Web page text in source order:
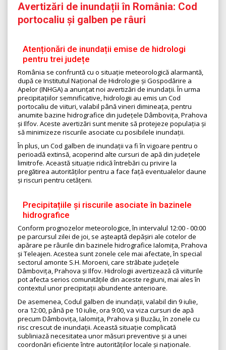
Avertizări de inundații în România: Cod
portocaliu și galben pe râuri
Atenționări de inundații emise de hidrologi
pentru trei județe
România se confruntă cu o situație meteorologică alarmantă,
după ce Institutul Național de Hidrologie și Gospodărire a
Apelor (INHGA) a anunțat noi avertizări de inundații. În urma
precipitațiilor semnificative, hidrologii au emis un Cod
portocaliu de viituri, valabil până vineri dimineața, pentru
anumite bazine hidrografice din județele Dâmbovița, Prahova
și Ilfov. Aceste avertizări sunt menite să protejeze populația și
să minimizeze riscurile asociate cu posibilele inundații.
În plus, un Cod galben de inundații va fi în vigoare pentru o
perioadă extinsă, acoperind alte cursuri de apă din județele
limitrofe. Această situație ridică întrebări cu privire la
pregătirea autorităților pentru a face față eventualelor daune
și riscuri pentru cetățeni.
Precipitațiile și riscurile asociate în bazinele
hidrografice
Conform prognozelor meteorologice, în intervalul 12:00 - 00:00
pe parcursul zilei de joi, se așteaptă depășiri ale cotelor de
apărare pe râurile din bazinele hidrografice Ialomița, Prahova
și Teleajen. Acestea sunt zonele cele mai afectate, în special
sectorul amonte S.H. Moroeni, care străbate județele
Dâmbovița, Prahova și Ilfov. Hidrologii avertizează că viiturile
pot afecta serios comunitățile din aceste regiuni, mai ales în
contextul unor precipitații abundente anterioare.
De asemenea, Codul galben de inundații, valabil din 9 iulie,
ora 12:00, până pe 10 iulie, ora 9:00, va viza cursuri de apă
precum Dâmbovița, Ialomița, Prahova și Buzău, în zonele cu
risc crescut de inundații. Această situație complicată
subliniază necesitatea unor măsuri preventive și a unei
coordonări eficiente între autorităților locale și naționale.